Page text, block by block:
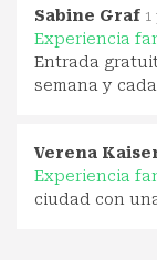
Sabine Graf 1
Experiencia
Entrada
semana y
Verena
Experiencia
ciudad con